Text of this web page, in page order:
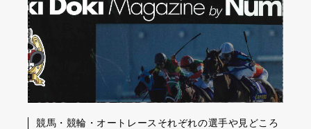
競馬・競輪・オートレースそれぞれの選手や見どころ